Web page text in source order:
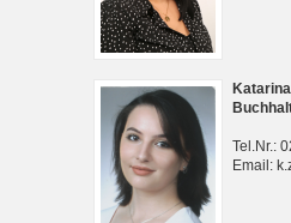
Tel.Nr.:
Email: